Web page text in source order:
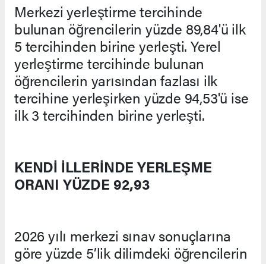
Merkezi yerleştirme tercihinde
bulunan öğrencilerin yüzde 89,84'ü ilk
5 tercihinden birine yerleşti. Yerel
yerleştirme tercihinde bulunan
öğrencilerin yarısından fazlası ilk
tercihine yerleşirken yüzde 94,53'ü ise
ilk 3 tercihinden birine yerleşti.
KENDİ İLLERİNDE YERLEŞME
ORANI YÜZDE 92,93
2026 yılı merkezi sınav sonuçlarına
göre yüzde 5’lik dilimdeki öğrencilerin